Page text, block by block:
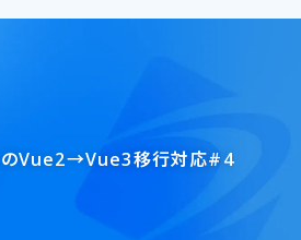
の​Vue2→Vue3移行対応#4